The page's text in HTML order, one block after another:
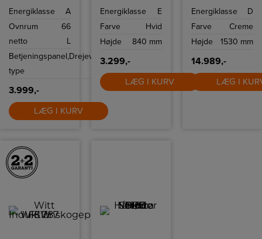
Energiklasse
A
Ovnrum
netto
66
L
Betjeningspanel,
type
Drejevælger
3.999,-
LÆG I KURV
som dermed kan
længere.
Energiklasse
E
Farve
Hvid
Højde
840 mm
3.299,-
LÆG I KURV
og LED
Energiklasse
D
Farve
Creme
Højde
1530 mm
14.989,-
LÆG I